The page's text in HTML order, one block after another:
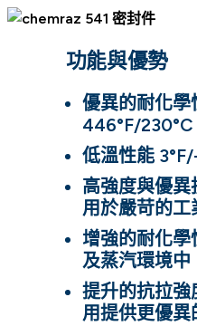
功能與優勢
優異的耐化
446°F/230°C
低溫性能
高強度與優
用於嚴苛的工
增強的耐化
及蒸汽環境中
提升的抗拉強
用提供更優異